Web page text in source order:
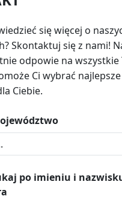
się więcej o
Skontaktuj się z nami!
odpowie na wszystkie
Ci wybrać najlepsze
Ciebie.
po imieniu i